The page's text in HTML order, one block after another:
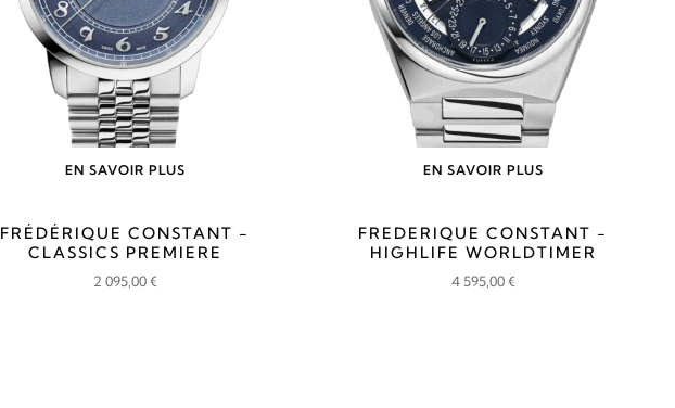
EN SAVOIR PLUS
FRÉDÉRIQUE CONSTANT -
CLASSICS PREMIERE
2 095,00€
EN SAVOIR PLUS
FREDERIQUE CONSTANT -
HIGHLIFE WORLDTIMER
4 595,00€